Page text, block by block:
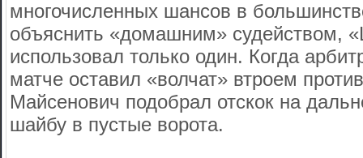
многочисленных шансов в
объяснить «домашним» судейством,
использовал только один. Когда
матче оставил «волчат» втроем
Майсенович подобрал отскок на
шайбу в пустые ворота.